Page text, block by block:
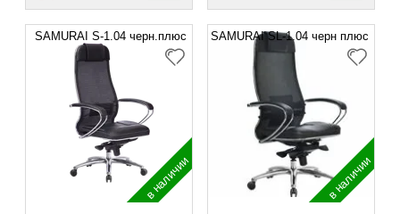
SAMURAI S-1.04 черн.плюс
в наличии
SAMURAI SL-1.04 черн плюс
в наличии